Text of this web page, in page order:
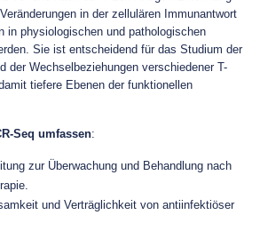
in der zellulären Immunantwort
in physiologischen und pathologischen
Sie ist entscheidend für das Studium der
der Wechselbeziehungen verschiedener T-
tiefere Ebenen der funktionellen
Seq umfassen:
zur Überwachung und Behandlung nach
und Verträglichkeit von antiinfektiöser